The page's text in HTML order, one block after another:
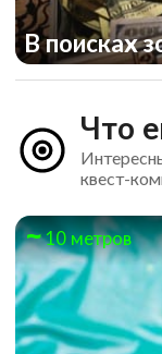
В поисках
Что
квест-
10 метров